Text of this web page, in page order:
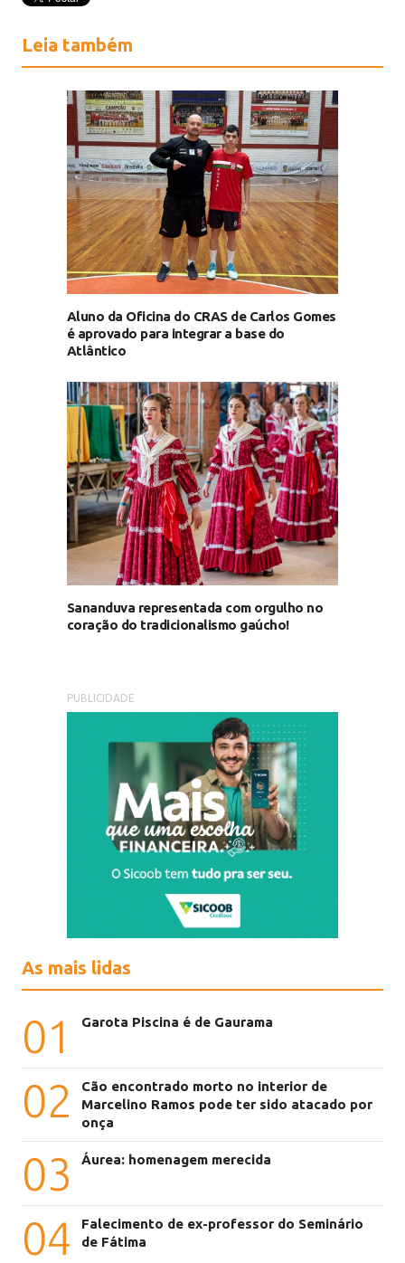
Leia também
Aluno da Oficina do CRAS de Carlos Gomes
é aprovado para integrar a base do
Atlântico
Sananduva representada com orgulho no
coração do tradicionalismo gaúcho!
PUBLICIDADE
As mais lidas
01 Garota Piscina é de Gaurama
02
Cão encontrado morto no interior de
Marcelino Ramos pode ter sido atacado por
onça
03 Áurea: homenagem merecida
04
Falecimento de ex-professor do Seminário
de Fátima